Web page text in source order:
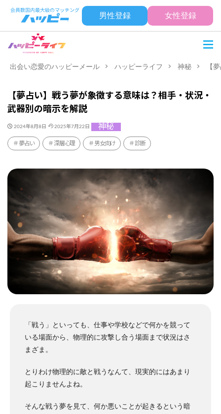
男性登録 女性登録
出会い恋愛のハッピーメール ハッピーライフ 神秘 【
【夢占い】戦う夢が象徴する意味は？相手・状況・
武器別の暗示を解説
2024年8月8日 2025年7月22日 神秘
夢占い 深層心理 男女向け 診断
「戦う」といっても、仕事や学校などで何かを競って
いる場面から、物理的に攻撃し合う場面まで状況はさ
まざま。
とりわけ物理的に敵と戦うなんて、現実的にはあまり
起こりませんよね。
そんな戦う夢を見て、何か悪いことが起きるという暗